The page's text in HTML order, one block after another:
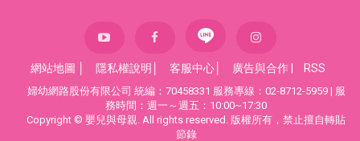
網站地圖 隱私權說明 客服中心 廣告與合作 RSS
婦幼網路股份有限公司 統編：70458331 服務專線：02-8712-5959 | 服
務時間：週一～週五：10:00~17:30
Copyright © 嬰兒與母親. All rights reserved. 版權所有，禁止擅自轉貼
節錄